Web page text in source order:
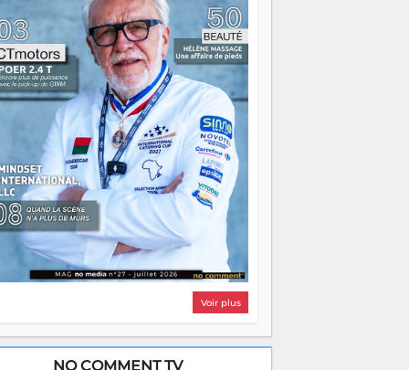
on pourrait s'arrêter là, applaudir et
chez soi satisfait. Mais ce serait
à côté d'une chose essentielle. La
ça brûle fort — et parfois, ça brûle
Une flamme sans direction peut
autant qu'elle peut consumer. C'est
que les aînés entrent en scène — pas
reprendre le gouvernail, mais pour
où sont les récifs. Les jeunes ont la
les vieux ont l'expérience, comme on
Ce n'est pas un combat de générations
c'est une question d'équipage. Partagez
réussites, mais aussi vos échecs. Surtout
échecs, d'ailleurs — ils enseignent
que n'importe quel manuel. À
la barque avance. Il faut juste
que tout le monde rame dans le
Voir plus
NO COMMENT TV